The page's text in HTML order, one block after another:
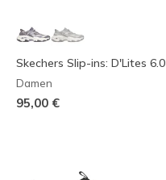
Skechers Slip-ins: D'Lites 6.0
Damen
95,00 €